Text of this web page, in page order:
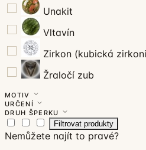
Unakit
Vltavín
Zirkon (kubická
Žraločí zub
MOTIV
URČENÍ
DRUH ŠPERKU
Filtrovat produkty
Nemůžete najít to pravé?